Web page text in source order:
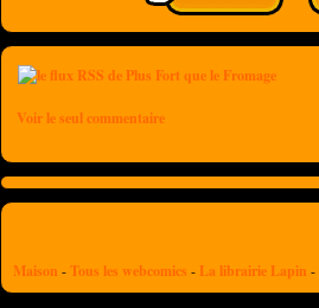
Voir le seul commentaire
Maison -Tous les webcomics - La librairie Lapin -